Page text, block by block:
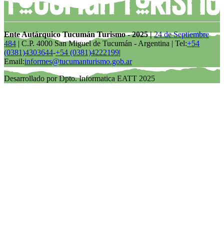
Ente Autárquico Tucumán Turismo - 2025 |24 de Septiembre
484 | C.P. 4000 San Miguel de Tucumán - Argentina | Tel:+54
(0381)4303644-+54 (0381)4222199|
Email:informes@tucumanturismo.gob.ar
Desarrollado por Dpto. Informatica EATT 2025